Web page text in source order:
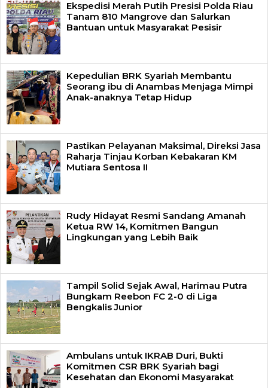
Ekspedisi Merah Putih Presisi Polda Riau
Tanam 810 Mangrove dan Salurkan
Bantuan untuk Masyarakat Pesisir
Kepedulian BRK Syariah Membantu
Seorang ibu di Anambas Menjaga Mimpi
Anak-anaknya Tetap Hidup
Pastikan Pelayanan Maksimal, Direksi Jasa
Raharja Tinjau Korban Kebakaran KM
Mutiara Sentosa II
Rudy Hidayat Resmi Sandang Amanah
Ketua RW 14, Komitmen Bangun
Lingkungan yang Lebih Baik
Tampil Solid Sejak Awal, Harimau Putra
Bungkam Reebon FC 2-0 di Liga
Bengkalis Junior
Ambulans untuk IKRAB Duri, Bukti
Komitmen CSR BRK Syariah bagi
Kesehatan dan Ekonomi Masyarakat